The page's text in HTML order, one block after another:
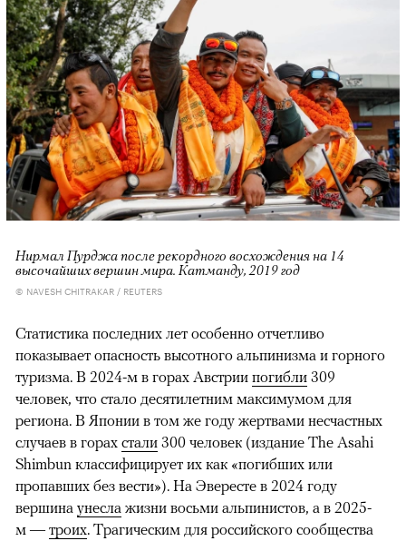
Нирмал Пурджа после рекордного восхождения на 14
высочайших вершин мира. Катманду, 2019 год
© NAVESH CHITRAKAR / REUTERS
Статистика последних лет особенно отчетливо
показывает опасность высотного альпинизма и горного
туризма. В 2024-м в горах Австрии погибли 309
человек, что стало десятилетним максимумом для
региона. В Японии в том же году жертвами несчастных
случаев в горах стали 300 человек (издание The Asahi
Shimbun классифицирует их как «погибших или
пропавших без вести»). На Эвересте в 2024 году
вершина унесла жизни восьми альпинистов, а в 2025-
м — троих. Трагическим для российского сообщества